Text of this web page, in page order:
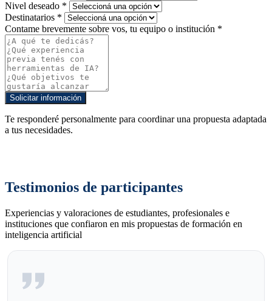
Nivel deseado *
Destinatarios *
Contame brevemente sobre vos, tu equipo o institución *
Solicitar información
Te responderé personalmente para coordinar una propuesta adaptada
a tus necesidades.
Testimonios de participantes
Experiencias y valoraciones de estudiantes, profesionales e
instituciones que confiaron en mis propuestas de formación en
inteligencia artificial